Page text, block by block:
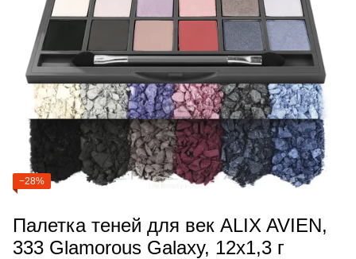
−28%
Палетка теней для век ALIX AVIEN,
333 Glamorous Galaxy, 12х1,3 г